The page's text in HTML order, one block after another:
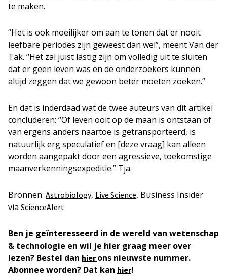
te maken.
“Het is ook moeilijker om aan te tonen dat er nooit
leefbare periodes zijn geweest dan wel”, meent Van der
Tak. “Het zal juist lastig zijn om volledig uit te sluiten
dat er geen leven was en de onderzoekers kunnen
altijd zeggen dat we gewoon beter moeten zoeken.”
En dat is inderdaad wat de twee auteurs van dit artikel
concluderen: “Of leven ooit op de maan is ontstaan of
van ergens anders naartoe is getransporteerd, is
natuurlijk erg speculatief en [deze vraag] kan alleen
worden aangepakt door een agressieve, toekomstige
maanverkenningsexpeditie.” Tja.
Bronnen: Astrobiology, Live Science, Business Insider
via ScienceAlert
Ben je geïnteresseerd in de wereld van wetenschap
& technologie en wil je hier graag meer over
lezen? Bestel dan hierons nieuwste nummer.
Abonnee worden? Dat kan hier!